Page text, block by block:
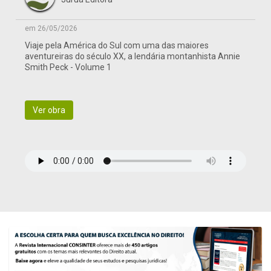
em 26/05/2026
Viaje pela América do Sul com uma das maiores
aventureiras do século XX, a lendária montanhista Annie
Smith Peck - Volume 1
Ver obra